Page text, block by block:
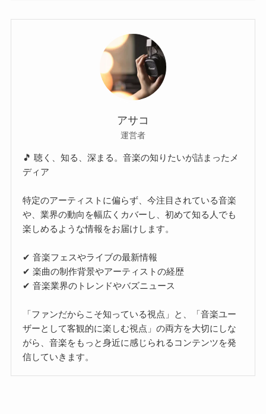
アサコ
運営者
🎵 聴く、知る、深まる。音楽の知りたいが詰まったメ
ディア
特定のアーティストに偏らず、今注目されている音楽
や、業界の動向を幅広くカバーし、初めて知る人でも
楽しめるような情報をお届けします。
✔ 音楽フェスやライブの最新情報
✔ 楽曲の制作背景やアーティストの経歴
✔ 音楽業界のトレンドやバズニュース
「ファンだからこそ知っている視点」と、「音楽ユー
ザーとして客観的に楽しむ視点」の両方を大切にしな
がら、音楽をもっと身近に感じられるコンテンツを発
信していきます。